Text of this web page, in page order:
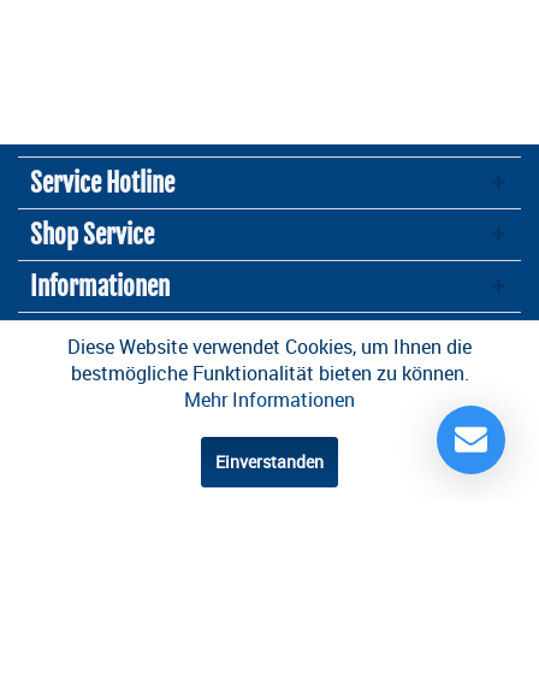
Service Hotline
Shop Service
Informationen
Newsletter
* Alle Preise inkl. gesetzl. Mehrwertsteuer zzgl.Versandkosten
und ggf.
Nachnahmegebühren, wenn nicht anders beschrieben
Design und Entwicklung durch die
Diese Website verwendet Cookies, um Ihnen die
bestmögliche Funktionalität bieten zu können.
Mehr Informationen
Einverstanden